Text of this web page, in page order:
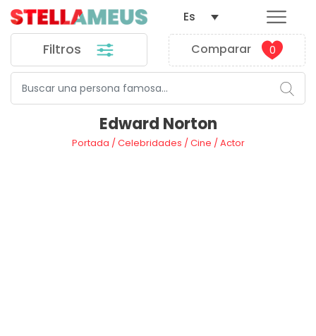
Filtros Comparar 0
Es
Edward Norton
Portada /Celebridades /Cine /Actor